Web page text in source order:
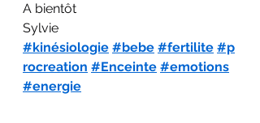
A bientôt
Sylvie
#kinésiologie #bebe #fertilite #p
rocreation #Enceinte #emotions
#energie